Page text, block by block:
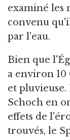
examiné les
convenu
par l'eau.
Bien que
a environ
et pluvieuse.
Schoch en
effets de
trouvés, le